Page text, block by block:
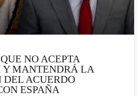
NO ACEPTA
MANTENDRÁ LA
DEL ACUERDO
ESPAÑA